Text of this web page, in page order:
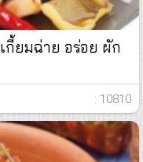
กี้ยมฉ่าย อร่อย ผัก
: 10810